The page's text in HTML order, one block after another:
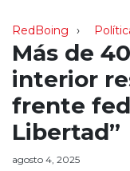
RedBoing
Más de
interior
frente
Libertad”
agosto 4, 2025